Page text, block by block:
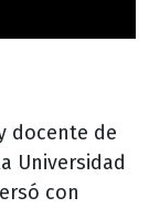
docente de
Universidad
con